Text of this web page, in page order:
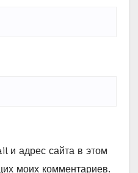
и адрес сайта в этом
моих комментариев.